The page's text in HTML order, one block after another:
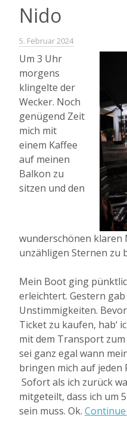
Nido
5. Februar 2024
Um 3 Uhr
morgens
klingelte der
Wecker. Noch
genügend Zeit
mich mit
einem Kaffee
auf meinen
Balkon zu
sitzen und den
wunderschönen klaren
unzähligen Sternen zu
Mein Boot ging
erleichtert. Gestern
Unstimmigkeiten.
Ticket zu kaufen, hab‘
mit dem Transport zum
sei ganz egal wann
bringen mich auf jeden
Sofort als ich zurück
mitgeteilt, dass ich um
sein muss. Ok.